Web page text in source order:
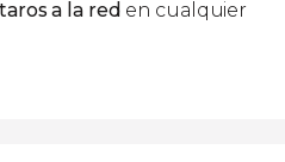
a la red en cualquier